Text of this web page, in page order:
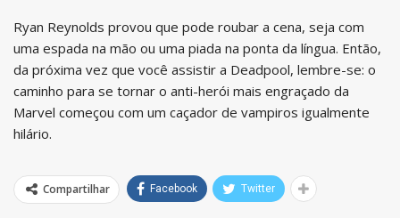
Ryan Reynolds provou que pode roubar a cena, seja com
uma espada na mão ou uma piada na ponta da língua. Então,
da próxima vez que você assistir a Deadpool, lembre-se: o
caminho para se tornar o anti-herói mais engraçado da
Marvel começou com um caçador de vampiros igualmente
hilário.
Compartilhar Facebook Twitter